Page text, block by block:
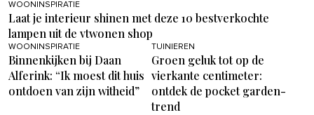
WOONINSPIRATIE
Laat je interieur shinen met deze 10 bestverkochte
lampen uit de vtwonen shop
WOONINSPIRATIE
Binnenkijken bij Daan
Alferink: “Ik moest dit huis
ontdoen van zijn witheid”
TUINIEREN
Groen geluk tot op de
vierkante centimeter:
ontdek de pocket garden-
trend